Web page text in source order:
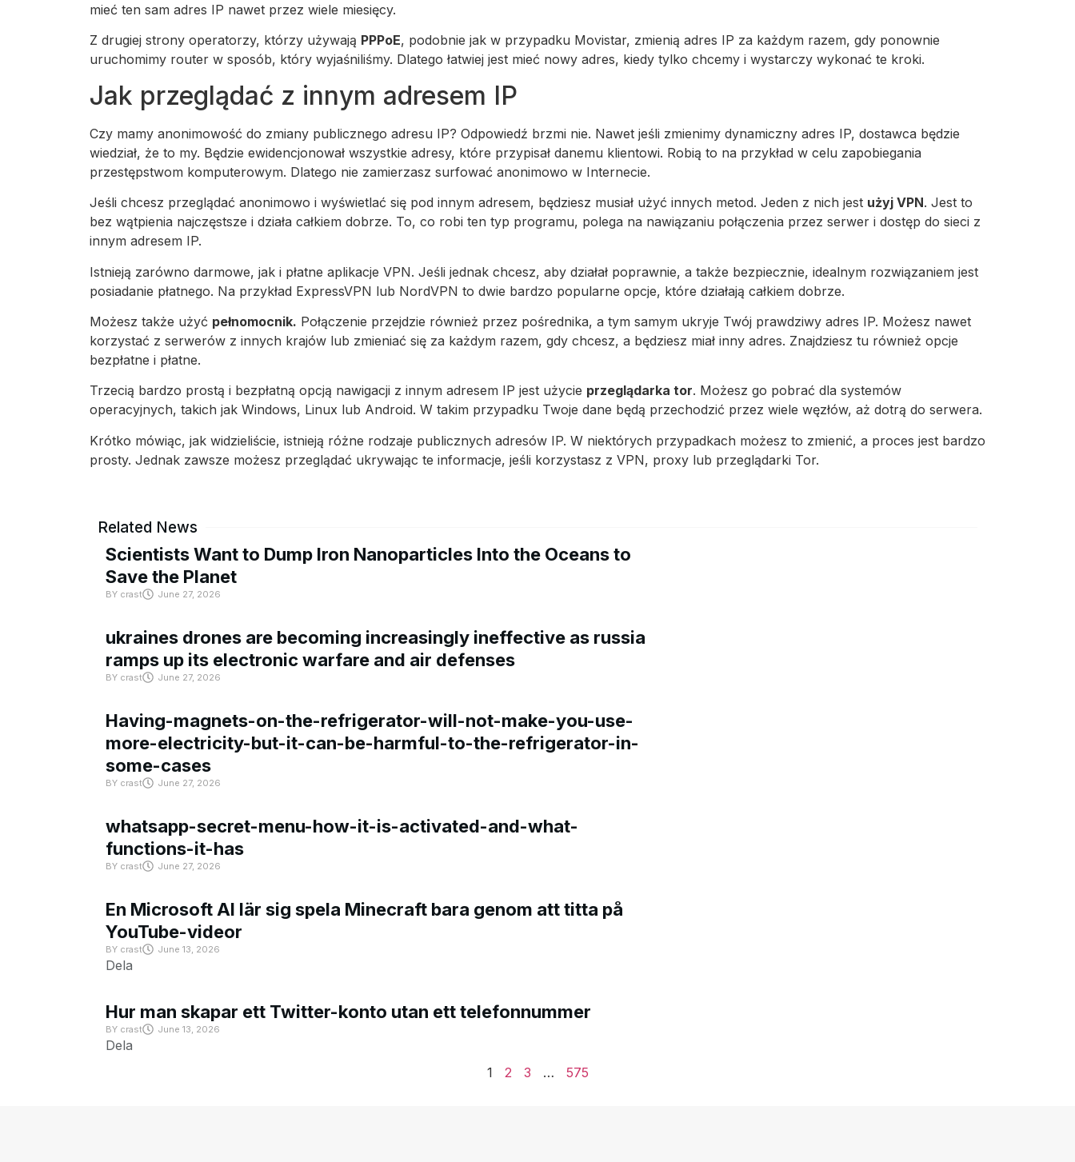
mieć ten sam adres IP nawet przez wiele miesięcy.
Z drugiej strony operatorzy, którzy używają PPPoE, podobnie jak w przypadku Movistar, zmienią adres IP za każdym razem, gdy ponownie
uruchomimy router w sposób, który wyjaśniliśmy. Dlatego łatwiej jest mieć nowy adres, kiedy tylko chcemy i wystarczy wykonać te kroki.
Jak przeglądać z innym adresem IP
Czy mamy anonimowość do zmiany publicznego adresu IP? Odpowiedź brzmi nie. Nawet jeśli zmienimy dynamiczny adres IP, dostawca będzie
wiedział, że to my. Będzie ewidencjonował wszystkie adresy, które przypisał danemu klientowi. Robią to na przykład w celu zapobiegania
przestępstwom komputerowym. Dlatego nie zamierzasz surfować anonimowo w Internecie.
Jeśli chcesz przeglądać anonimowo i wyświetlać się pod innym adresem, będziesz musiał użyć innych metod. Jeden z nich jest użyj VPN. Jest to
bez wątpienia najczęstsze i działa całkiem dobrze. To, co robi ten typ programu, polega na nawiązaniu połączenia przez serwer i dostęp do sieci z
innym adresem IP.
Istnieją zarówno darmowe, jak i płatne aplikacje VPN. Jeśli jednak chcesz, aby działał poprawnie, a także bezpiecznie, idealnym rozwiązaniem jest
posiadanie płatnego. Na przykład ExpressVPN lub NordVPN to dwie bardzo popularne opcje, które działają całkiem dobrze.
Możesz także użyć pełnomocnik. Połączenie przejdzie również przez pośrednika, a tym samym ukryje Twój prawdziwy adres IP. Możesz nawet
korzystać z serwerów z innych krajów lub zmieniać się za każdym razem, gdy chcesz, a będziesz miał inny adres. Znajdziesz tu również opcje
bezpłatne i płatne.
Trzecią bardzo prostą i bezpłatną opcją nawigacji z innym adresem IP jest użycie przeglądarka tor. Możesz go pobrać dla systemów
operacyjnych, takich jak Windows, Linux lub Android. W takim przypadku Twoje dane będą przechodzić przez wiele węzłów, aż dotrą do serwera.
Krótko mówiąc, jak widzieliście, istnieją różne rodzaje publicznych adresów IP. W niektórych przypadkach możesz to zmienić, a proces jest bardzo
prosty. Jednak zawsze możesz przeglądać ukrywając te informacje, jeśli korzystasz z VPN, proxy lub przeglądarki Tor.
Related News
Scientists Want to Dump Iron Nanoparticles Into the Oceans to
Save the Planet
BY crast June 27, 2026
ukraines drones are becoming increasingly ineffective as russia
ramps up its electronic warfare and air defenses
BY crast June 27, 2026
Having-magnets-on-the-refrigerator-will-not-make-you-use-
more-electricity-but-it-can-be-harmful-to-the-refrigerator-in-
some-cases
BY crast June 27, 2026
whatsapp-secret-menu-how-it-is-activated-and-what-
functions-it-has
BY crast June 27, 2026
En Microsoft AI lär sig spela Minecraft bara genom att titta på
YouTube-videor
BY crast June 13, 2026
Dela
Hur man skapar ett Twitter-konto utan ett telefonnummer
BY crast June 13, 2026
Dela
1
2 3 … 575